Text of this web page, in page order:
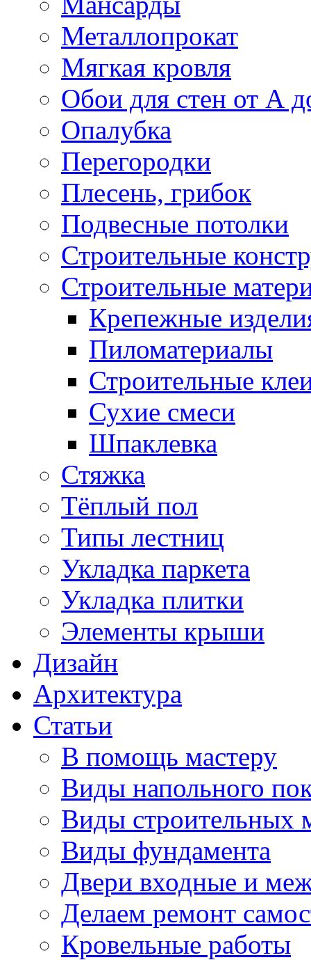
Металлопрокат
Мягкая кровля
Обои для стен от А
Опалубка
Перегородки
Плесень, грибок
Подвесные потолки
Строительные
Строительные
Крепежные
Пиломатериалы
Строительные
Сухие смеси
Шпаклевка
Стяжка
Тёплый пол
Типы лестниц
Укладка паркета
Укладка плитки
Элементы крыши
Дизайн
Архитектура
Статьи
В помощь мастеру
Виды напольного
Виды строительных
Виды фундамента
Двери входные и
Делаем ремонт
Кровельные работы